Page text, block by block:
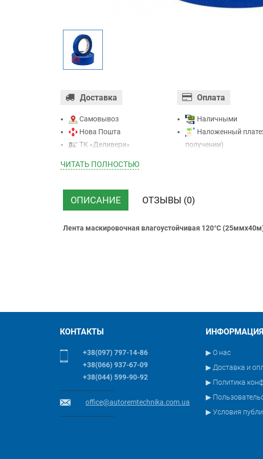
Доставка
Самовывоз
Нова Пошта
ТК «Деливери»
ТК “Justin”
ТК ”УкрПочта”
Оплата
Наличными
Наложенный
получении)
ЧИТАТЬ ПОЛНОСТЬЮ
ОПИСАНИЕ ОТЗЫВЫ (0)
Лента маскировочная влагоустойчивая 120°C
КОНТАКТЫ
+38(097) 797-14-86
+38(066) 937-67-09
+38(044) 599-90-92
office@autoremtechnika.com.ua
ИНФОРМАЦИЯ
▶ О нас
▶ Доставка и
▶ Политика
▶
▶ Условия